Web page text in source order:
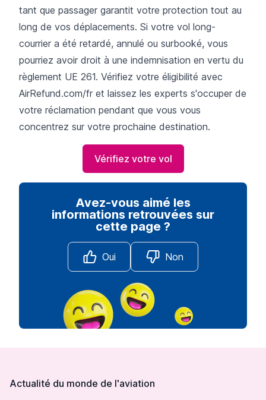
tant que passager garantit votre protection tout au
long de vos déplacements. Si votre vol long-
courrier a été retardé, annulé ou surbooké, vous
pourriez avoir droit à une indemnisation en vertu du
règlement UE 261. Vérifiez votre éligibilité avec
AirRefund.com/fr et laissez les experts s'occuper de
votre réclamation pendant que vous vous
concentrez sur votre prochaine destination.
Vérifiez votre vol
Avez-vous aimé les
informations retrouvées sur
cette page ?
Oui Non
Actualité du monde de l'aviation